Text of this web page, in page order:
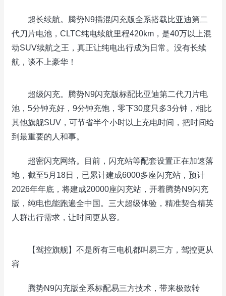
超长续航。腾势N9插混闪充版全系搭载比亚迪第二
代刀片电池，CLTC纯电续航里程420km，是40万以上混
动SUV续航之王，真正让纯电出行成为日常。没有长续
航，谈不上豪华！
超级闪充。腾势N9闪充版标配比亚迪第二代刀片电
池，5分钟充好，9分钟充饱，零下30度只多3分钟，相比
其他旗舰SUV，可节省半个小时以上充电时间，把时间给
到最重要的人和事。
超密闪充网络。目前，闪充站等配套设置正在加速落
地，截至5月18日，已累计建成6000多座闪充站，预计
2026年年底，将建成20000座闪充站，开着腾势N9闪充
版，纯电也能跑遍全中国。三大超级体验，精准契合精英
人群出行需求，让时间更从容。
【驾控旗舰】不是所有三电机都叫易三方，驾控更从
容
腾势N9闪充版全系标配易三方技术，带来极致转